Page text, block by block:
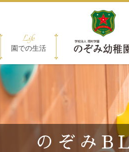
Life
園での生活
のぞみ